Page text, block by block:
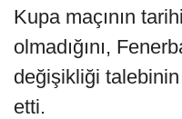
Kupa maçının
olmadığını,
değişikliği
etti.